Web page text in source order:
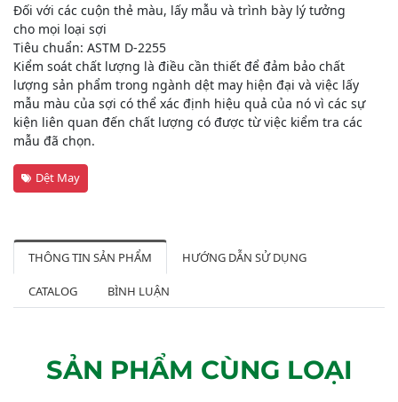
Đối với các cuộn thẻ màu, lấy mẫu và trình bày lý tưởng
cho mọi loại sợi
Tiêu chuẩn: ASTM D-2255
Kiểm soát chất lượng là điều cần thiết để đảm bảo chất
lượng sản phẩm trong ngành dệt may hiện đại và việc lấy
mẫu màu của sợi có thể xác định hiệu quả của nó vì các sự
kiện liên quan đến chất lượng có được từ việc kiểm tra các
mẫu đã chọn.
Dệt May
THÔNG TIN SẢN PHẨM HƯỚNG DẪN SỬ DỤNG
CATALOG BÌNH LUẬN
SẢN PHẨM CÙNG LOẠI